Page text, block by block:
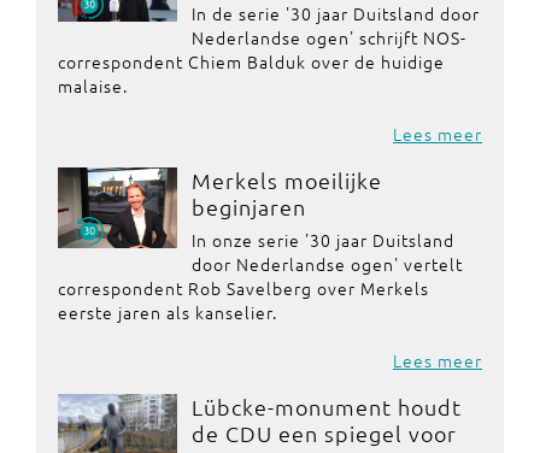
In de serie '30 jaar Duitsland door
Nederlandse ogen' schrijft NOS-
correspondent Chiem Balduk over de huidige
malaise.
Lees meer
Merkels moeilijke
beginjaren
In onze serie '30 jaar Duitsland
door Nederlandse ogen' vertelt
correspondent Rob Savelberg over Merkels
eerste jaren als kanselier.
Lees meer
Lübcke-monument houdt
de CDU een spiegel voor